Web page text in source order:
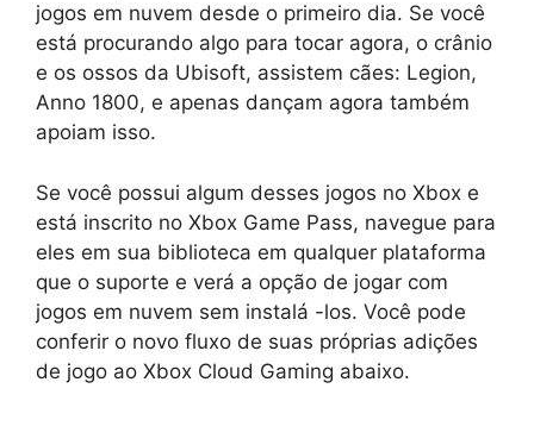
jogos em nuvem desde o primeiro dia. Se você
está procurando algo para tocar agora, o crânio
e os ossos da Ubisoft, assistem cães: Legion,
Anno 1800, e apenas dançam agora também
apoiam isso.
Se você possui algum desses jogos no Xbox e
está inscrito no Xbox Game Pass, navegue para
eles em sua biblioteca em qualquer plataforma
que o suporte e verá a opção de jogar com
jogos em nuvem sem instalá -los. Você pode
conferir o novo fluxo de suas próprias adições
de jogo ao Xbox Cloud Gaming abaixo.